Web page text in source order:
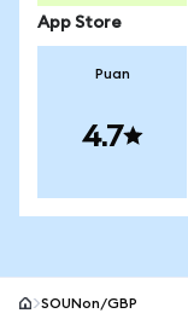
App Store
Puan
4.7
SOUNon/GBP